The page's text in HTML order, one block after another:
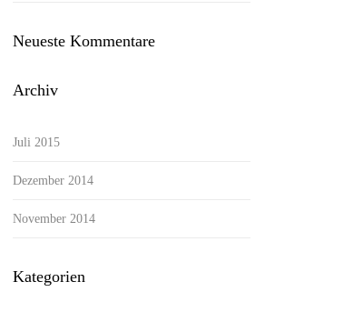
Neueste Kommentare
Archiv
Juli 2015
Dezember 2014
November 2014
Kategorien